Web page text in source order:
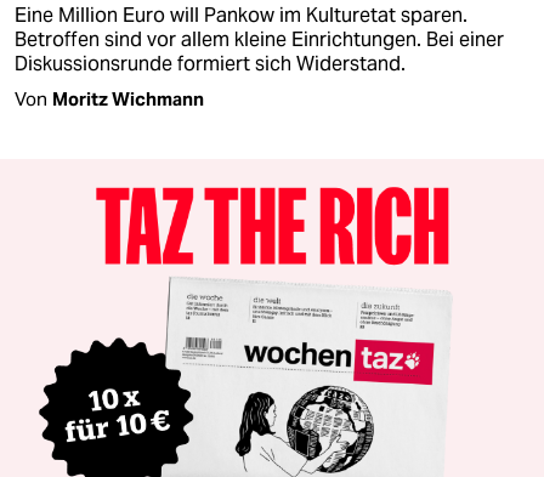
Eine Million Euro will Pankow im Kulturetat sparen.
Betroffen sind vor allem kleine Einrichtungen. Bei einer
Diskussionsrunde formiert sich Widerstand.
Von Moritz Wichmann